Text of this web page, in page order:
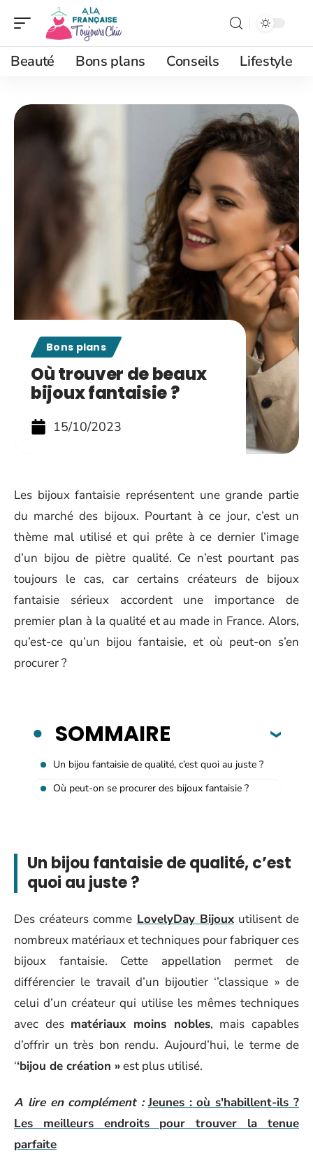
Beauté Bons plans Conseils Lifestyle
Bons plans
Où trouver de beaux
bijoux fantaisie ?
15/10/2023
Les bijoux fantaisie représentent une grande partie
du marché des bijoux. Pourtant à ce jour, c’est un
thème mal utilisé et qui prête à ce dernier l’image
d’un bijou de piètre qualité. Ce n’est pourtant pas
toujours le cas, car certains créateurs de bijoux
fantaisie sérieux accordent une importance de
premier plan à la qualité et au made in France. Alors,
qu’est-ce qu’un bijou fantaisie, et où peut-on s’en
procurer ?
SOMMAIRE
Un bijou fantaisie de qualité, c’est quoi au juste ?
Où peut-on se procurer des bijoux fantaisie ?
Un bijou fantaisie de qualité, c’est
quoi au juste ?
Des créateurs comme LovelyDay Bijouxutilisent de
nombreux matériaux et techniques pour fabriquer ces
bijoux fantaisie. Cette appellation permet de
différencier le travail d’un bijoutier ‘’classique » de
celui d’un créateur qui utilise les mêmes techniques
avec des matériaux moins nobles, mais capables
d’offrir un très bon rendu. Aujourd’hui, le terme de
‘‘bijou de création »est plus utilisé.
A lire en complément : Jeunes : où s'habillent-ils ?
Les meilleurs endroits pour trouver la tenue
parfaite